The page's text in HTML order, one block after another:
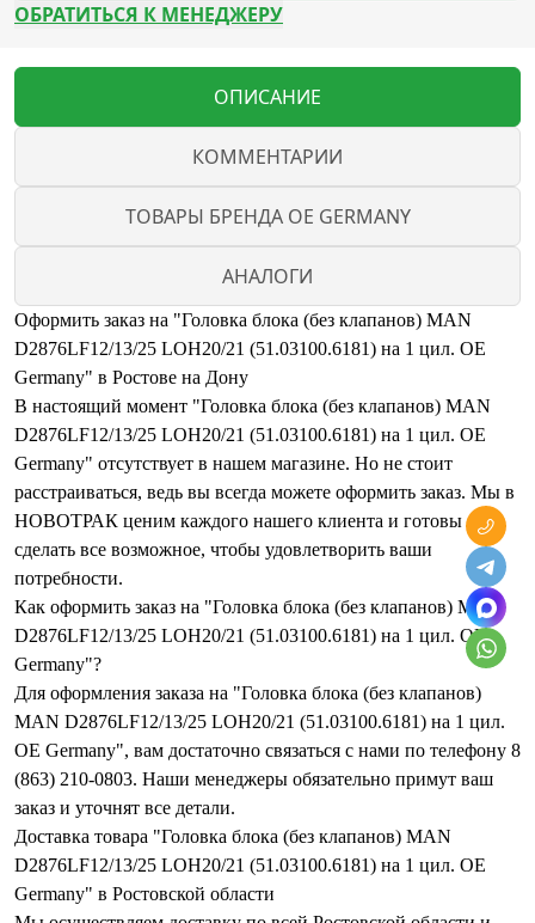
ОБРАТИТЬСЯ К МЕНЕДЖЕРУ
ОПИСАНИЕ
КОММЕНТАРИИ
ТОВАРЫ БРЕНДА OE GERMANY
АНАЛОГИ
Оформить заказ на "Головка блока (без клапанов) MAN
D2876LF12/13/25 LOH20/21 (51.03100.6181) на 1 цил. OE
Germany" в Ростове на Дону
В настоящий момент "Головка блока (без клапанов) MAN
D2876LF12/13/25 LOH20/21 (51.03100.6181) на 1 цил. OE
Germany" отсутствует в нашем магазине. Но не стоит
расстраиваться, ведь вы всегда можете оформить заказ. Мы в
НОВОТРАК ценим каждого нашего клиента и готовы
сделать все возможное, чтобы удовлетворить ваши
потребности.
Как оформить заказ на "Головка блока (без клапанов) MAN
D2876LF12/13/25 LOH20/21 (51.03100.6181) на 1 цил. OE
Germany"?
Для оформления заказа на "Головка блока (без клапанов)
MAN D2876LF12/13/25 LOH20/21 (51.03100.6181) на 1 цил.
OE Germany", вам достаточно связаться с нами по телефону 8
(863) 210-0803. Наши менеджеры обязательно примут ваш
заказ и уточнят все детали.
Доставка товара "Головка блока (без клапанов) MAN
D2876LF12/13/25 LOH20/21 (51.03100.6181) на 1 цил. OE
Germany" в Ростовской области